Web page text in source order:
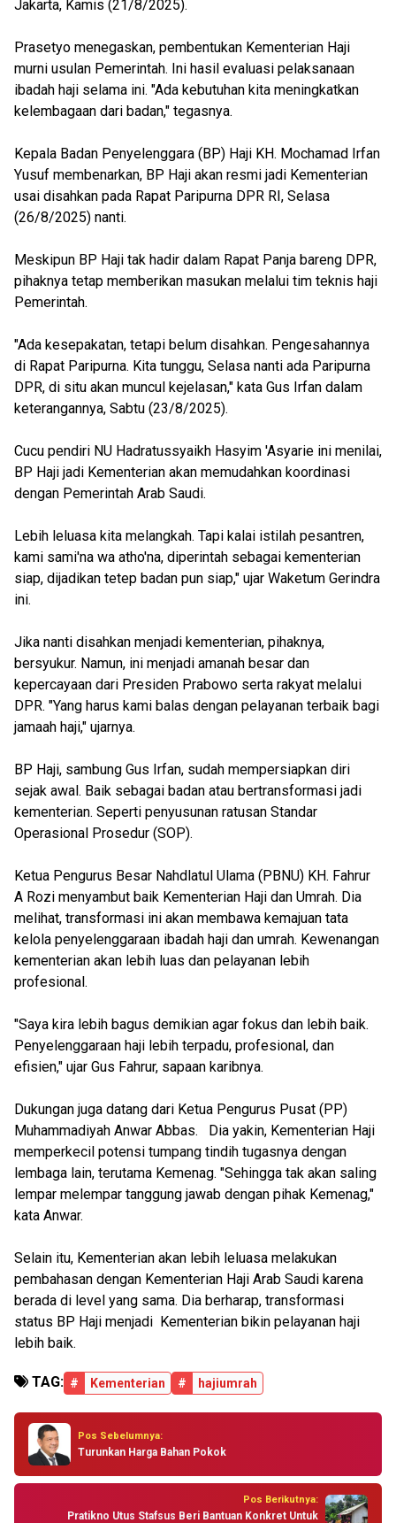
Jakarta, Kamis (21/8/2025).
Prasetyo menegaskan, pembentukan Kementerian Haji
murni usulan Pemerintah. Ini hasil evaluasi pelaksanaan
ibadah haji selama ini. "Ada kebutuhan kita meningkatkan
kelembagaan dari badan," tegasnya.
Kepala Badan Penyelenggara (BP) Haji KH. Mochamad Irfan
Yusuf membenarkan, BP Haji akan resmi jadi Kementerian
usai disahkan pada Rapat Paripurna DPR RI, Selasa
(26/8/2025) nanti.
Meskipun BP Haji tak hadir dalam Rapat Panja bareng DPR,
pihaknya tetap memberikan masukan melalui tim teknis haji
Pemerintah.
"Ada kesepakatan, tetapi belum disahkan. Pengesahannya
di Rapat Paripurna. Kita tunggu, Selasa nanti ada Paripurna
DPR, di situ akan muncul kejelasan," kata Gus Irfan dalam
keterangannya, Sabtu (23/8/2025).
Cucu pendiri NU Hadratussyaikh Hasyim 'Asyarie ini menilai,
BP Haji jadi Kementerian akan memudahkan koordinasi
dengan Pemerintah Arab Saudi.
Lebih leluasa kita melangkah. Tapi kalai istilah pesantren,
kami sami'na wa atho'na, diperintah sebagai kementerian
siap, dijadikan tetep badan pun siap," ujar Waketum Gerindra
ini.
Jika nanti disahkan menjadi kementerian, pihaknya,
bersyukur. Namun, ini menjadi amanah besar dan
kepercayaan dari Presiden Prabowo serta rakyat melalui
DPR. "Yang harus kami balas dengan pelayanan terbaik bagi
jamaah haji," ujarnya.
BP Haji, sambung Gus Irfan, sudah mempersiapkan diri
sejak awal. Baik sebagai badan atau bertransformasi jadi
kementerian. Seperti penyusunan ratusan Standar
Operasional Prosedur (SOP).
Ketua Pengurus Besar Nahdlatul Ulama (PBNU) KH. Fahrur
A Rozi menyambut baik Kementerian Haji dan Umrah. Dia
melihat, transformasi ini akan membawa kemajuan tata
kelola penyelenggaraan ibadah haji dan umrah. Kewenangan
kementerian akan lebih luas dan pelayanan lebih
profesional.
"Saya kira lebih bagus demikian agar fokus dan lebih baik.
Penyelenggaraan haji lebih terpadu, profesional, dan
efisien," ujar Gus Fahrur, sapaan karibnya.
Dukungan juga datang dari Ketua Pengurus Pusat (PP)
Muhammadiyah Anwar Abbas. Dia yakin, Kementerian Haji
memperkecil potensi tumpang tindih tugasnya dengan
lembaga lain, terutama Kemenag. "Sehingga tak akan saling
lempar melempar tanggung jawab dengan pihak Kemenag,"
kata Anwar.
Selain itu, Kementerian akan lebih leluasa melakukan
pembahasan dengan Kementerian Haji Arab Saudi karena
berada di level yang sama. Dia berharap, transformasi
status BP Haji menjadi Kementerian bikin pelayanan haji
lebih baik.
TAG: # Kementerian # hajiumrah
Pos Sebelumnya:
Turunkan Harga Bahan Pokok
Pos Berikutnya:
Pratikno Utus Stafsus Beri Bantuan Konkret Untuk